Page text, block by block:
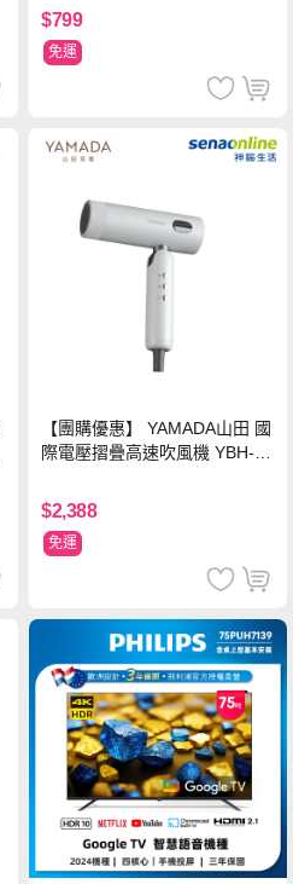
$799
免運
【團購優惠】 YAMADA山田 國
際電壓摺疊高速吹風機 YBH-12
$2,388
免運